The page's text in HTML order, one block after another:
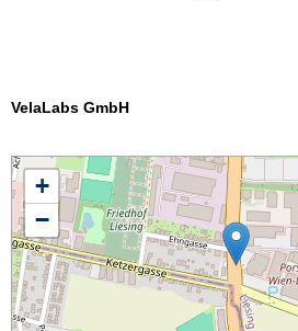
VelaLabs GmbH
+
−